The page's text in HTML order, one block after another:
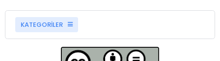
KATEGORİLER